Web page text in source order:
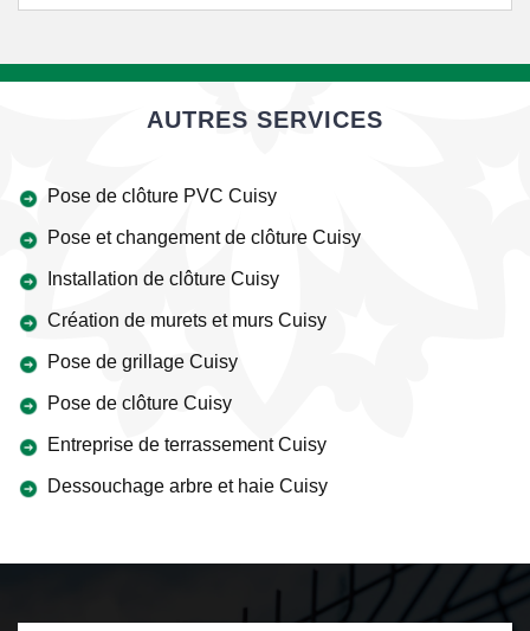
AUTRES SERVICES
Pose de clôture PVC Cuisy
Pose et changement de clôture Cuisy
Installation de clôture Cuisy
Création de murets et murs Cuisy
Pose de grillage Cuisy
Pose de clôture Cuisy
Entreprise de terrassement Cuisy
Dessouchage arbre et haie Cuisy